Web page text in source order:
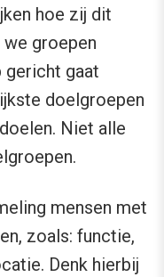
hoe zij dit
groepen
gericht gaat
doelgroepen
Niet alle
mensen met
zoals: functie,
Denk hierbij